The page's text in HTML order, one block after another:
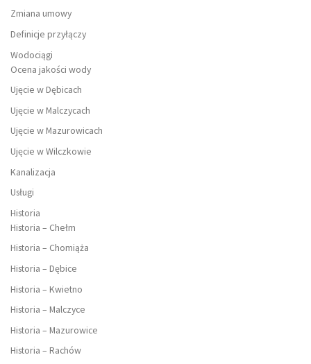
Zmiana umowy
Definicje przyłączy
Wodociągi
Ocena jakości wody
Ujęcie w Dębicach
Ujęcie w Malczycach
Ujęcie w Mazurowicach
Ujęcie w Wilczkowie
Kanalizacja
Usługi
Historia
Historia – Chełm
Historia – Chomiąża
Historia – Dębice
Historia – Kwietno
Historia – Malczyce
Historia – Mazurowice
Historia – Rachów